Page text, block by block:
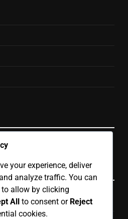
Brand di Moda in Bulgaria
your experience, deliver
analyze traffic. You can
allow by clicking
All to consent or Reject
cookies.